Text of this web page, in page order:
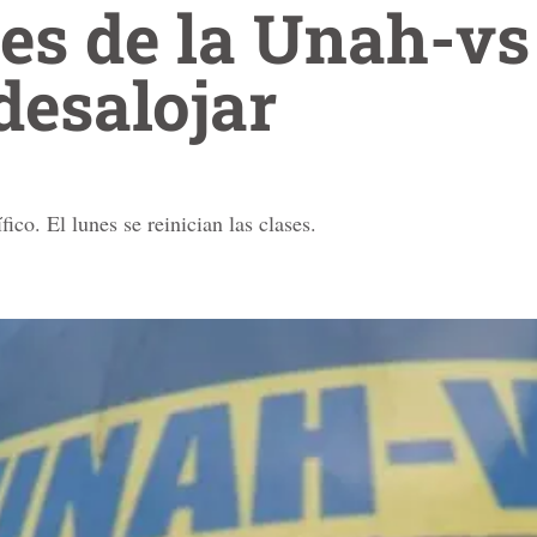
de la Unah-
El lunes se reinician las clases.